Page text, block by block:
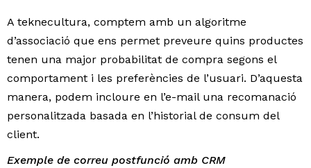
A teknecultura, comptem amb un algoritme
d’associació que ens permet preveure quins productes
tenen una major probabilitat de compra segons el
comportament i les preferències de l’usuari. D’aquesta
manera, podem incloure en l’e-mail una recomanació
personalitzada basada en l’historial de consum del
client.
Exemple de correu postfunció amb CRM